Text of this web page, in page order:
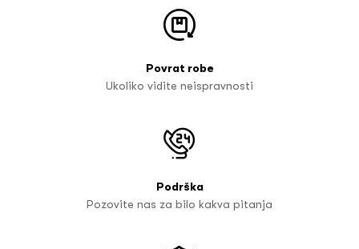
Povrat robe
Ukoliko vidite neispravnosti
Podrška
Pozovite nas za bilo kakva pitanja